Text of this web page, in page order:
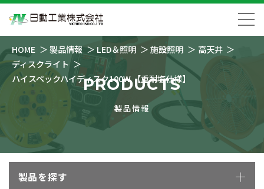
HOME 製品情報 LED＆照明 施設照明
高天井
ディスクライト
ハイスペックハイディスク100W 【重耐塩仕様】
PRODUCTS
製品情報
製品を探す